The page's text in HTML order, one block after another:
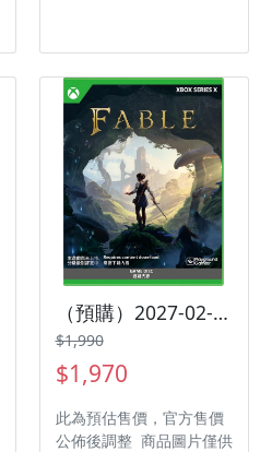
台：Nintendo Switch 2
遊戲類型：動作 遊玩人
數： 1 人 作品分級：限
制級 製作廠商：
CAPCOM 發行廠商：
CAPCOM 代理廠商：傑
仕登
（預購）2027-02-24 XBX Fable 神鬼寓言 中文版
$1,990
$1,970
此為預估售價，官方售價
公佈後調整 商品圖片僅供